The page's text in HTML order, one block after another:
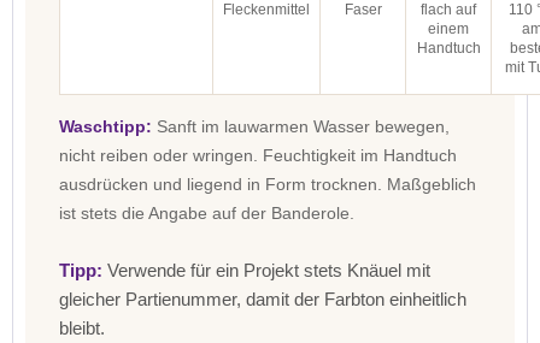
Fleckenmittel
Faser
flach auf
einem
Handtuch
110
mit
Waschtipp: Sanft im lauwarmen Wasser bewegen,
nicht reiben oder wringen. Feuchtigkeit im Handtuch
ausdrücken und liegend in Form trocknen. Maßgeblich
ist stets die Angabe auf der Banderole.
Tipp: Verwende für ein Projekt stets Knäuel mit
gleicher Partienummer, damit der Farbton einheitlich
bleibt.